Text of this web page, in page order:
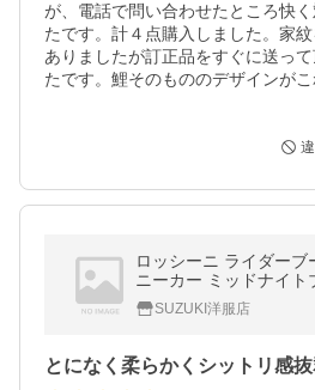
が、電話で問い合わせたところ快
たです。計４点購入しました。家
ありましたが訂正品をすぐに送っ
たです。鯉そのもののデザインがこ
ロッシーニ ライダーブ
ニーカー ミッドナイト
0 NOTTE-NOTTE イタ
SUZUKI洋服店
とになく柔らかくシットリ感抜